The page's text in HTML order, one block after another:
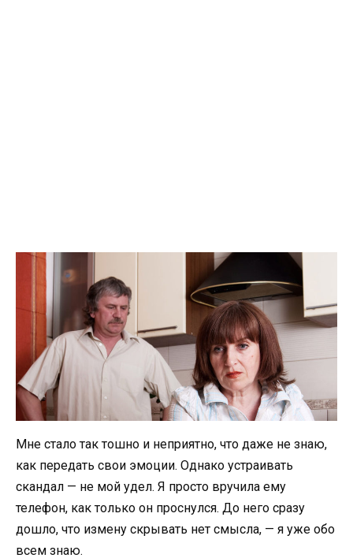
Мне стало так тошно и неприятно, что даже не знаю,
как передать свои эмоции. Однако устраивать
скандал — не мой удел. Я просто вручила ему
телефон, как только он проснулся. До него сразу
дошло, что измену скрывать нет смысла, — я уже обо
всем знаю.